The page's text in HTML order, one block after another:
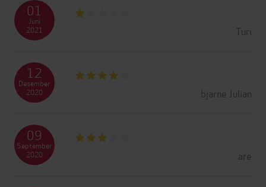
Turi
01
Juni
2021
bjarne Julian
12
Desember
2020
are
09
September
2020